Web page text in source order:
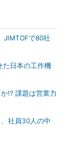
JIMTOFで80社
た日本の工作機
!? 課題は営業力
社員30人の中